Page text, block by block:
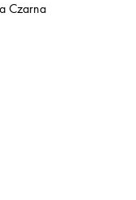
Czarna